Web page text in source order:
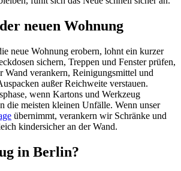
neuen Wohnung
neue Wohnung erobern, lohnt ein kurzer
sichern, Treppen und Fenster prüfen,
Wand verankern, Reinigungsmittel und
außer Reichweite verstauen.
wenn Kartons und Werkzeug
die meisten kleinen Unfälle. Wenn unser
übernimmt, verankern wir Schränke und
kindersicher an der Wand.
in Berlin?